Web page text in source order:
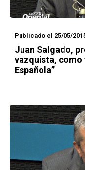
Publicado el 25/05/
Juan Salgado,
vazquista, como
Española”